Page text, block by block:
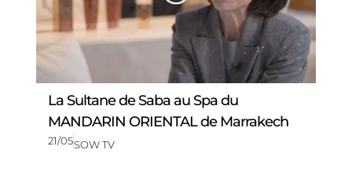
La Sultane de Saba au Spa du
MANDARIN ORIENTAL de Marrakech
21/05SOW TV